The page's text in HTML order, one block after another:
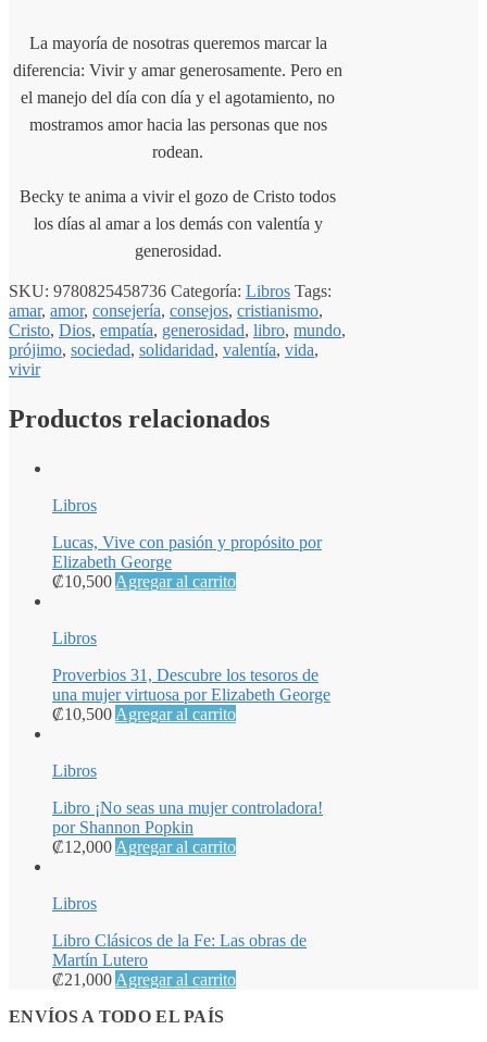
La mayoría de nosotras queremos marcar la
diferencia: Vivir y amar generosamente. Pero en
el manejo del día con día y el agotamiento, no
mostramos amor hacia las personas que nos
rodean.
Becky te anima a vivir el gozo de Cristo todos
los días al amar a los demás con valentía y
generosidad.
SKU: 9780825458736 Categoría: Libros Tags:
amar, amor, consejería, consejos, cristianismo,
Cristo, Dios, empatía, generosidad, libro, mundo,
prójimo, sociedad, solidaridad, valentía, vida,
vivir
Productos relacionados
Libros
Lucas, Vive con pasión y propósito por
Elizabeth George
₡10,500 Agregar al carrito
Libros
Proverbios 31, Descubre los tesoros de
una mujer virtuosa por Elizabeth George
₡10,500 Agregar al carrito
Libros
Libro ¡No seas una mujer controladora!
por Shannon Popkin
₡12,000 Agregar al carrito
Libros
Libro Clásicos de la Fe: Las obras de
Martín Lutero
₡21,000 Agregar al carrito
ENVÍOS A TODO EL PAÍS